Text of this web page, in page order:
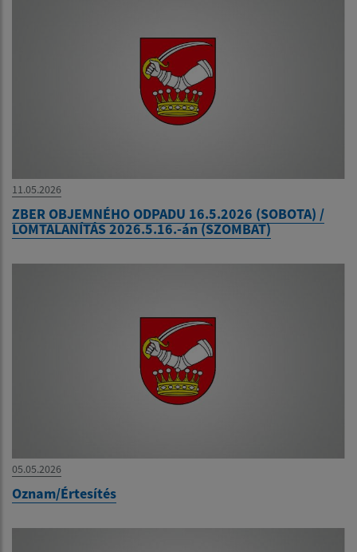
11.05.2026
ZBER OBJEMNÉHO ODPADU 16.5.2026 (SOBOTA) /
LOMTALANÍTÁS 2026.5.16.-án (SZOMBAT)
05.05.2026
Oznam/Értesítés